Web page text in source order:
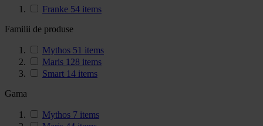
Franke 54 items
Familii de produse
Mythos 51 items
Maris 128 items
Smart 14 items
Gama
Mythos 7 items